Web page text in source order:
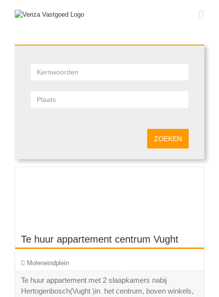
ZOEKEN
Te huur appartement centrum Vught
Moleneindplein
Te huur appartement met 2 slaapkamers nabij
Hertogenbosch(Vught )in het centrum, boven winkels,